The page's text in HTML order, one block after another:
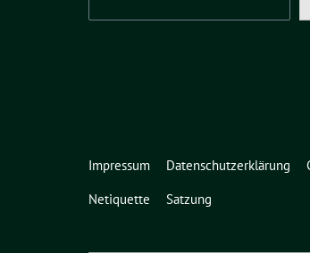
Impressum Datenschutzerklärung
Netiquette
Satzung